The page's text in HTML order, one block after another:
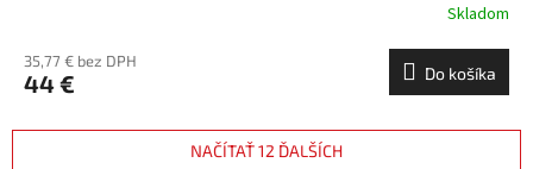
Skladom
35,77 € bez DPH
44 € Do košíka
NAČÍTAŤ 12 ĎALŠÍCH